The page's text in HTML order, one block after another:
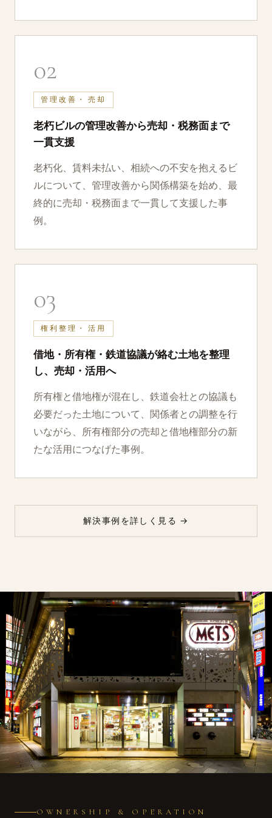
02
管理改善・⁠売却
老朽ビルの管理改善から売却・⁠税務面まで
一貫支援
老朽化、賃料未払い、相続への不安を抱えるビ
ルについて、管理改善から関係構築を始め、最
終的に売却・⁠税務面まで一貫して支援した事
例。
03
権利整理・⁠活用
借地・⁠所有権・⁠鉄道協議が絡む土地を整理
し、売却・⁠活用へ
所有権と借地権が混在し、鉄道会社との協議も
必要だった土地について、関係者との調整を行
いながら、所有権部分の売却と借地権部分の新
たな活用につなげた事例。
解決事例を詳しく見る →
OWNERSHIP & OPERATION